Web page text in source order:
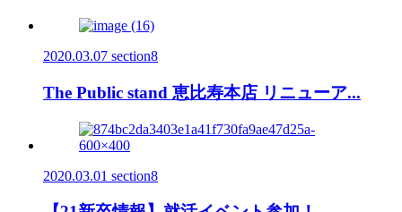
2020.03.07 section8
The Public stand 恵比寿本店 リニューア...
2020.03.01 section8